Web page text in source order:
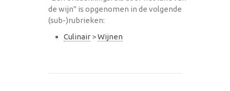
de wijn" is opgenomen in de volgende
(sub-)rubrieken:
Culinair >Wijnen